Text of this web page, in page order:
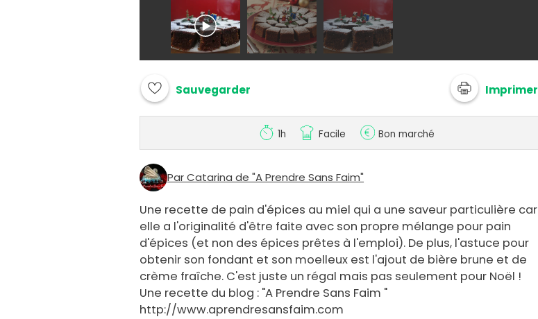
Sauvegarder Imprimer
1h Facile Bon marché
Par Catarina de "A Prendre Sans Faim"
Une recette de pain d'épices au miel qui a une saveur particulière car
elle a l'originalité d'être faite avec son propre mélange pour pain
d'épices (et non des épices prêtes à l'emploi). De plus, l'astuce pour
obtenir son fondant et son moelleux est l'ajout de bière brune et de
crème fraîche. C'est juste un régal mais pas seulement pour Noël !
Une recette du blog : "A Prendre Sans Faim "
http://www.aprendresansfaim.com